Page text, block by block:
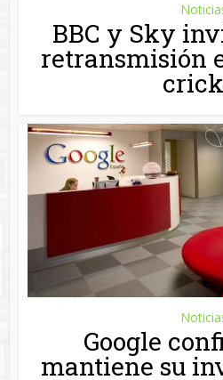
BBC y Sky
retransmisión
Google
mantiene su